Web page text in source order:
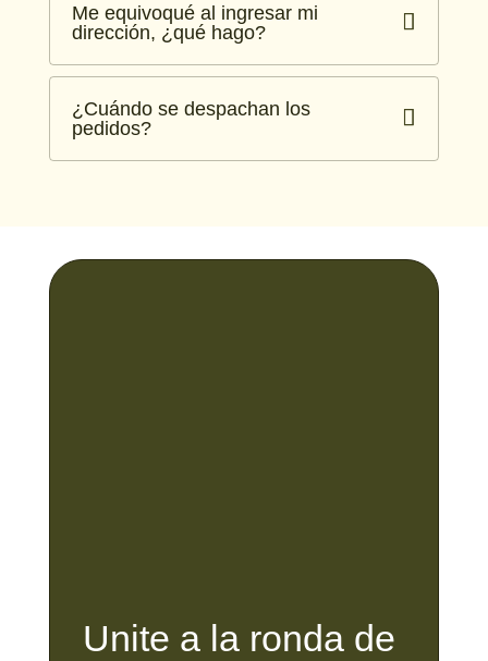
Me equivoqué al ingresar mi
dirección, ¿qué hago?
¿Cuándo se despachan los
pedidos?
Unite a la ronda de